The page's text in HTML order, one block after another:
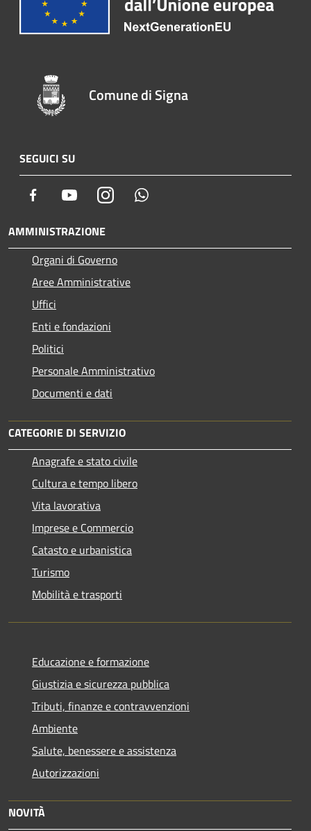
Comune di Signa
SEGUICI SU
Facebook YoutubeInstagram
AMMINISTRAZIONE
Organi di Governo
Aree Amministrative
Uffici
Enti e fondazioni
Politici
Personale Amministrativo
Documenti e dati
CATEGORIE DI SERVIZIO
Anagrafe e stato civile
Cultura e tempo libero
Vita lavorativa
Imprese e Commercio
Catasto e urbanistica
Turismo
Mobilità e trasporti
Educazione e formazione
Giustizia e sicurezza pubblica
Tributi, finanze e contravvenzioni
Ambiente
Salute, benessere e assistenza
Autorizzazioni
NOVITÀ